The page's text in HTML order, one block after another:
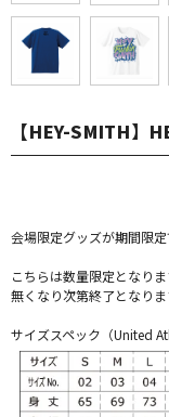
【HEY-SMITH】
会場限定グッズが期間限定
こちらは数量限定となりま
無くなり次第終了となり
サイズスペック（United